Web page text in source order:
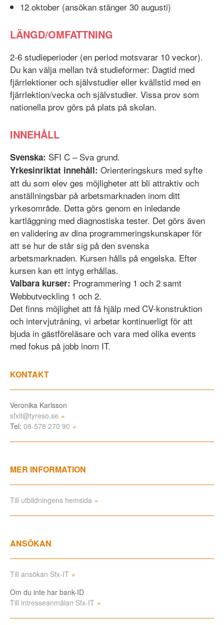
12 oktober (ansökan stänger 30 augusti)
LÄNGD/OMFATTNING
2-6 studieperioder (en period motsvarar 10 veckor).
Du kan välja mellan två studieformer: Dagtid med
fjärrlektioner och självstudier eller kvällstid med en
fjärrlektion/vecka och självstudier. Vissa prov som
nationella prov görs på plats på skolan.
INNEHÅLL
Svenska: SFI C – Sva grund.
Yrkesinriktat innehåll: Orienteringskurs med syfte
att du som elev ges möjligheter att bli attraktiv och
anställningsbar på arbetsmarknaden inom ditt
yrkesområde. Detta görs genom en inledande
kartläggning med diagnostiska tester. Det görs även
en validering av dina programmeringskunskaper för
att se hur de står sig på den svenska
arbetsmarknaden. Kursen hålls på engelska. Efter
kursen kan ett intyg erhållas.
Valbara kurser: Programmering 1 och 2 samt
Webbutveckling 1 och 2.
Det finns möjlighet att få hjälp med CV-konstruktion
och intervjuträning, vi arbetar kontinuerligt för att
bjuda in gästföreläsare och vara med olika events
med fokus på jobb inom IT.
KONTAKT
Veronika Karlsson
sfxit@tyreso.se
Tel: 08-578 270 90
MER INFORMATION
Till utbildningens hemsida
ANSÖKAN
Till ansökan Sfx-IT
Om du inte har bank-ID
Till intresseanmälan Sfx-IT